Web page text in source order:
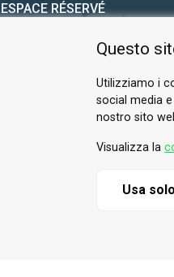
ESPACE RÉSERVÉ
Questo
Utilizziamo i
social media
nostro sito
Visualizza la
Usa